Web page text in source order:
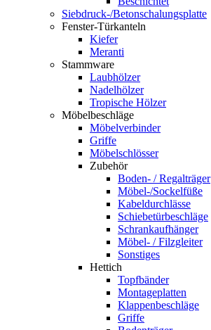
Siebdruck-/Betonschalungsplatte
Fenster-Türkanteln
Kiefer
Meranti
Stammware
Laubhölzer
Nadelhölzer
Tropische Hölzer
Möbelbeschläge
Möbelverbinder
Griffe
Möbelschlösser
Zubehör
Boden- / Regalträger
Möbel-/Sockelfüße
Kabeldurchlässe
Schiebetürbeschläge
Schrankaufhänger
Möbel- / Filzgleiter
Sonstiges
Hettich
Topfbänder
Montageplatten
Klappenbeschläge
Griffe